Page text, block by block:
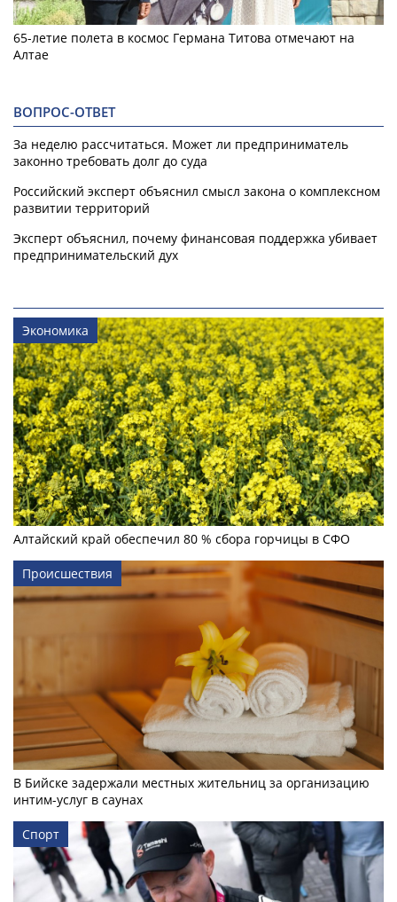
65-летие полета в космос Германа Титова отмечают на
Алтае
ВОПРОС-ОТВЕТ
За неделю рассчитаться. Может ли предприниматель
законно требовать долг до суда
Российский эксперт объяснил смысл закона о комплексном
развитии территорий
Эксперт объяснил, почему финансовая поддержка убивает
предпринимательский дух
Экономика
Алтайский край обеспечил 80 % сбора горчицы в СФО
Происшествия
В Бийске задержали местных жительниц за организацию
интим-услуг в саунах
Спорт